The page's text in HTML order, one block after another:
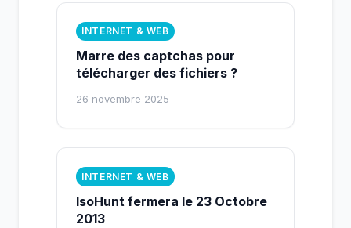
INTERNET & WEB
Marre des captchas pour
télécharger des fichiers ?
26 novembre 2025
INTERNET & WEB
IsoHunt fermera le 23 Octobre
2013